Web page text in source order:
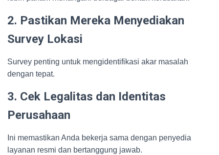
2. Pastikan Mereka Menyediakan
Survey Lokasi
Survey penting untuk mengidentifikasi akar masalah
dengan tepat.
3. Cek Legalitas dan Identitas
Perusahaan
Ini memastikan Anda bekerja sama dengan penyedia
layanan resmi dan bertanggung jawab.